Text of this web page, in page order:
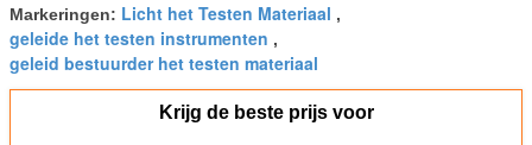
Markeringen: Licht het Testen Materiaal ,
geleide het testen instrumenten ,
geleid bestuurder het testen materiaal
Krijg de beste prijs voor